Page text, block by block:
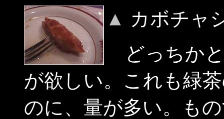
▲ カボチャ
どっちかと
が欲しい。これも緑
のに、量が多い。も